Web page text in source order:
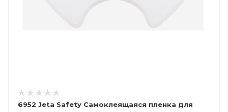
6952 Jeta Safety Самоклеящаяся пленка для